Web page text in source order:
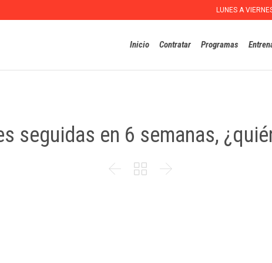
LUNES A
Inicio Contratar Programas
seguidas en 6 semanas,
  